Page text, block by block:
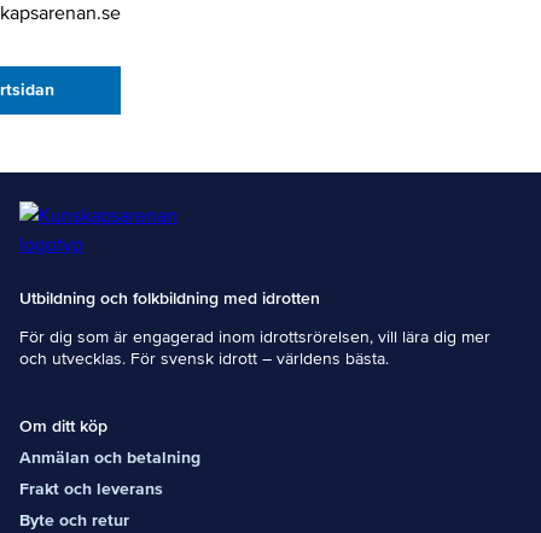
Utbildning och folkbildning med idrotten
För dig som är engagerad inom idrottsrörelsen, vill lära dig mer
och utvecklas. För svensk idrott – världens bästa.
Om ditt köp
Anmälan och betalning
Frakt och leverans
Byte och retur